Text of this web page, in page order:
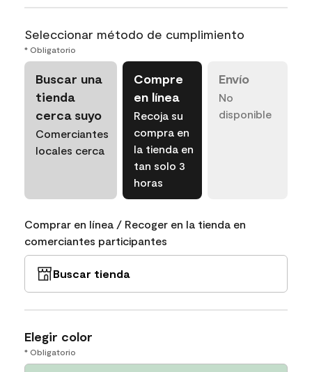
Seleccionar método de cumplimiento
* Obligatorio
Buscar una
tienda
cerca suyo
Comerciantes
locales cerca
Compre
en línea
Recoja su
compra en
la tienda en
tan solo 3
horas
Envío
No
disponible
Comprar en línea / Recoger en la tienda en
comerciantes participantes
Buscar tienda
Elegir color
* Obligatorio